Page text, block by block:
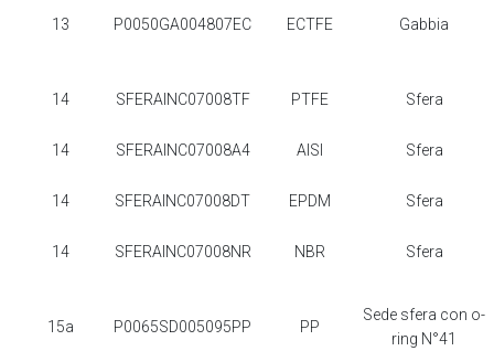
13 P0050GA004807EC ECTFE Gabbia
14 SFERAINC07008TF PTFE Sfera
14 SFERAINC07008A4 AISI Sfera
14 SFERAINC07008DT EPDM Sfera
14 SFERAINC07008NR NBR Sfera
15a P0065SD005095PP PP
Sede sfera con o-
ring N°41